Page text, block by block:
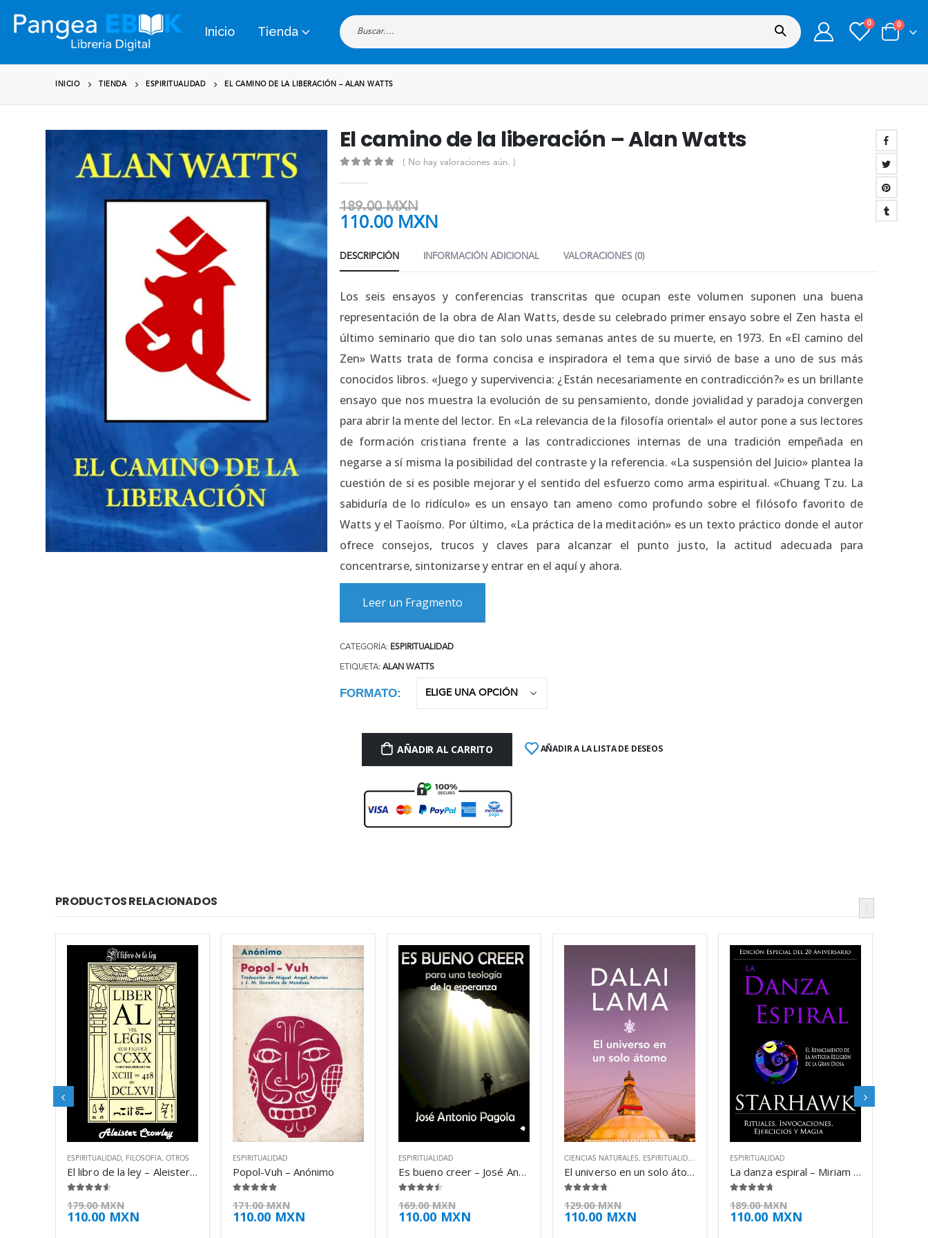
Inicio Tienda
0 0
INICIO TIENDA ESPIRITUALIDAD EL CAMINO DE LA LIBERACIÓN – ALAN WATTS
El camino de la liberación – Alan Watts
( No hay valoraciones aún. )
189.00MXN
110.00 MXN
DESCRIPCIÓN INFORMACIÓN ADICIONAL VALORACIONES (0)
Los seis ensayos y conferencias transcritas que ocupan este volumen suponen una buena
representación de la obra de Alan Watts, desde su celebrado primer ensayo sobre el Zen hasta el
último seminario que dio tan solo unas semanas antes de su muerte, en 1973. En «El camino del
Zen» Watts trata de forma concisa e inspiradora el tema que sirvió de base a uno de sus más
conocidos libros. «Juego y supervivencia: ¿Están necesariamente en contradicción?» es un brillante
ensayo que nos muestra la evolución de su pensamiento, donde jovialidad y paradoja convergen
para abrir la mente del lector. En «La relevancia de la filosofía oriental» el autor pone a sus lectores
de formación cristiana frente a las contradicciones internas de una tradición empeñada en
negarse a sí misma la posibilidad del contraste y la referencia. «La suspensión del Juicio» plantea la
cuestión de si es posible mejorar y el sentido del esfuerzo como arma espiritual. «Chuang Tzu. La
sabiduría de lo ridículo» es un ensayo tan ameno como profundo sobre el filósofo favorito de
Watts y el Taoísmo. Por último, «La práctica de la meditación» es un texto práctico donde el autor
ofrece consejos, trucos y claves para alcanzar el punto justo, la actitud adecuada para
concentrarse, sintonizarse y entrar en el aquí y ahora.
Leer un Fragmento
CATEGORÍA: ESPIRITUALIDAD
ETIQUETA: ALAN WATTS
FORMATO
AÑADIR AL CARRITO AÑADIR A LA LISTA DE DESEOS
PRODUCTOS RELACIONADOS
ESPIRITUALIDAD FILOSOFÍA OTROS
El libro de la ley – Aleister Crowley
179.00MXN
110.00 MXN
ESPIRITUALIDAD
Popol-Vuh – Anónimo
171.00MXN
110.00 MXN
ESPIRITUALIDAD
Es bueno creer – José Antonio Pagola
169.00MXN
110.00 MXN
CIENCIAS NATURALES ESPIRITUALIDAD FILOSOFÍA
El universo en un solo átomo – Dalai Lama
129.00MXN
110.00 MXN
ESPIRITUALIDAD
La danza espiral – Miriam Simos
189.00MXN
110.00 MXN